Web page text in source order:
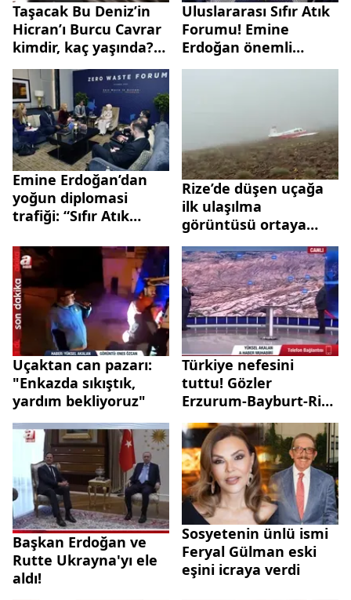
Taşacak Bu Deniz’in
Hicran’ı Burcu Cavrar
kimdir, kaç yaşında?
Hangi dizilerde
oynadı?
Uluslararası Sıfır Atık
Forumu! Emine
Erdoğan önemli
temaslarda bulundu
Emine Erdoğan’dan
yoğun diplomasi
trafiği: “Sıfır Atık
barış ve Gazze
gündemi
Rize’de düşen uçağa
ilk ulaşılma
görüntüsü ortaya
çıktı: Kusura
bakmayın, çok geç
kaldık
Uçaktan can pazarı:
"Enkazda sıkıştık,
yardım bekliyoruz"
Türkiye nefesini
tuttu! Gözler
Erzurum-Bayburt-Rize
hattında!
Başkan Erdoğan ve
Rutte Ukrayna'yı ele
aldı!
Sosyetenin ünlü ismi
Feryal Gülman eski
eşini icraya verdi